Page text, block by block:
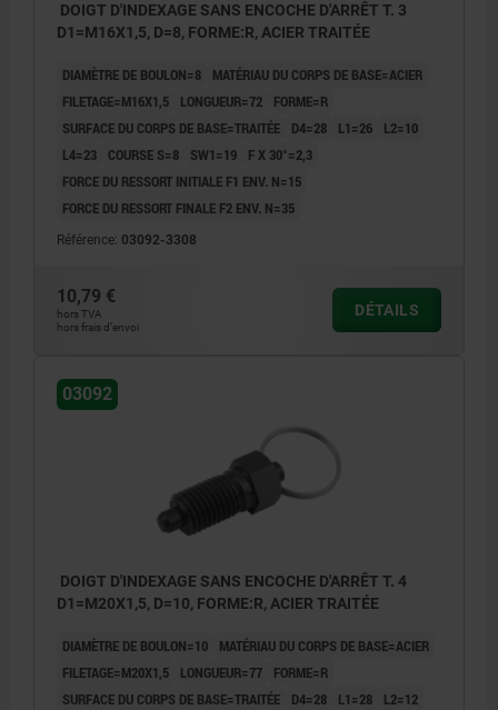
DOIGT D'INDEXAGE SANS ENCOCHE D'ARRÊT T. 3
D1=M16X1,5, D=8, FORME:R, ACIER TRAITÉE
DIAMÈTRE DE BOULON=8
MATÉRIAU DU CORPS DE BASE=ACIER
FILETAGE=M16X1,5
LONGUEUR=72
FORME=R
SURFACE DU CORPS DE BASE=TRAITÉE
D4=28 L1=26
L2=10
L4=23
COURSE S=8 SW1=19
F X 30°=2,3
FORCE DU RESSORT INITIALE F1 ENV. N=15
FORCE DU RESSORT FINALE F2 ENV. N=35
Référence: 03092-3308
10,79 €
hors TVA
hors frais d’envoi
DÉTAILS
03092
DOIGT D'INDEXAGE SANS ENCOCHE D'ARRÊT T. 4
D1=M20X1,5, D=10, FORME:R, ACIER TRAITÉE
DIAMÈTRE DE BOULON=10
MATÉRIAU DU CORPS DE BASE=ACIER
FILETAGE=M20X1,5
LONGUEUR=77
FORME=R
SURFACE DU CORPS DE BASE=TRAITÉE
D4=28 L1=28
L2=12